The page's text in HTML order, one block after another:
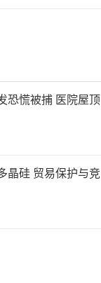
恐慌被捕 医院屋顶
晶硅 贸易保护与竞